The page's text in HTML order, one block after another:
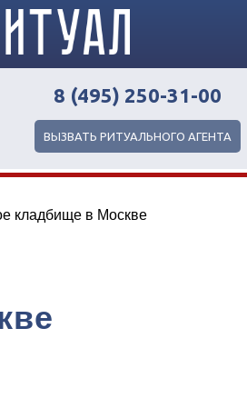
8 (495) 250-31-00
ВЫЗВАТЬ РИТУАЛЬНОГО АГЕНТА
кладбище в Москве